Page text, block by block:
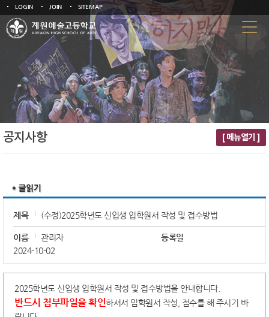
LOGIN JOIN SITEMAP
공지사항 [ 메뉴열기 ]
제목 (수정)2025학년도 신입생 입학원서 작성 및 접수방법
이름 관리자
등록일
2024-10-02
2025학년도 신입생 입학원서 작성 및 접수방법을 안내합니다.
반드시 첨부파일을 확인하셔서 입학원서 작성, 접수를 해 주시기 바